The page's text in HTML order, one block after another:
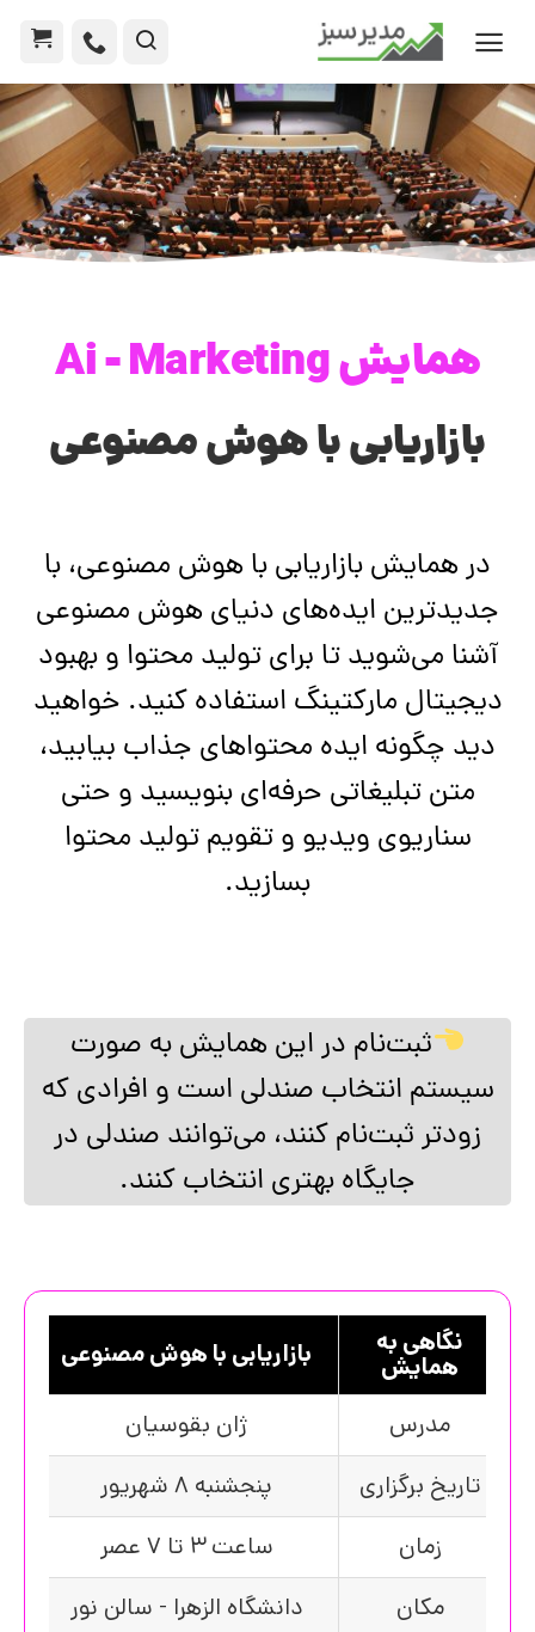
همایش Ai - Marketing
بازاریابی با هوش مصنوعی
در همایش بازاریابی با هوش مصنوعی، با
جدیدترین ایده‌های دنیای هوش مصنوعی
آشنا می‌شوید تا برای تولید محتوا و بهبود
دیجیتال مارکتینگ استفاده کنید. خواهید
دید چگونه ایده محتواهای جذاب بیابید،
متن تبلیغاتی حرفه‌ای بنویسید و حتی
سناریوی ویدیو و تقویم تولید محتوا
بسازید.
ثبت‌نام در این همایش به صورت
سیستم انتخاب صندلی است و افرادی که
زودتر ثبت‌نام کنند، می‌توانند صندلی در
جایگاه بهتری انتخاب کنند.
نگاهی به
همایش بازاریابی با هوش مصنوعی
مدرس
ژان بقوسیان
تاریخ برگزاری
پنجشنبه 8 شهریور
زمان
ساعت 3 تا 7 عصر
مکان
دانشگاه الزهرا - سالن نور